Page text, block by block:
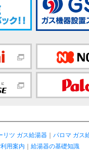
リツ ガス給湯器｜ パロマ ガス
利用案内 ｜ 給湯器の基礎知識